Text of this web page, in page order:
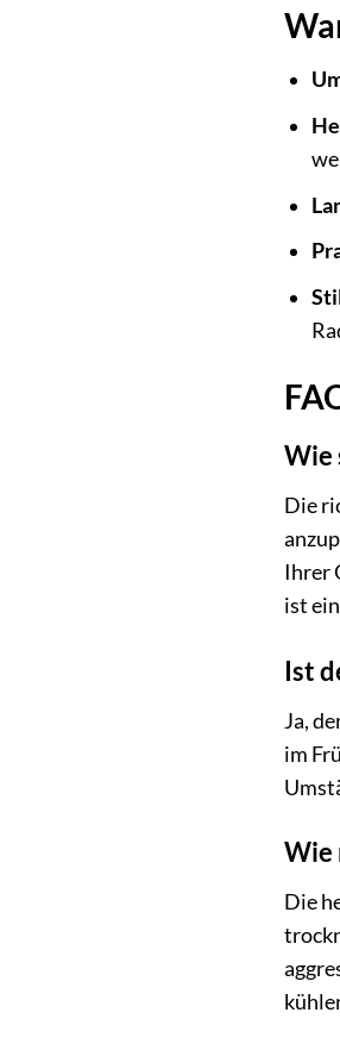
Wie
Die
Ihrer
ist
Ist
Ja,
im
Wie
Die